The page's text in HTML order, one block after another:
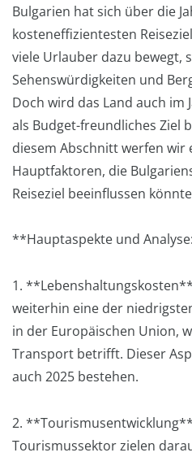
Bulgarien hat sich über die
kosteneffizientesten
viele Urlauber dazu bewegt,
Sehenswürdigkeiten und
Doch wird das Land auch im
als Budget-freundliches Ziel
diesem Abschnitt werfen wir
Hauptfaktoren, die
Reiseziel beeinflussen
**Hauptaspekte und
1.
weiterhin eine der
in der Europäischen Union,
Transport betrifft. Dieser
auch 2025 bestehen.
2.
Tourismussektor zielen